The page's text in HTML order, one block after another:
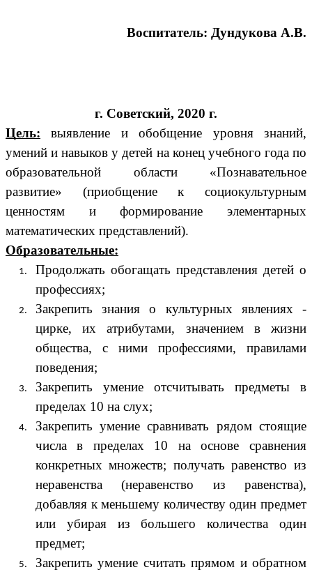
Воспитатель: Дундукова А.В.
г. Советский, 2020 г.
Цель:
выявление и обобщение уровня знаний,
умений и навыков у детей на конец учебного года по
образовательной области «Познавательное
развитие» (приобщение к социокультурным
ценностям и формирование элементарных
математических представлений).
Образовательные:
Продолжать обогащать представления детей о
профессиях;
Закрепить знания о культурных явлениях -
цирке, их атрибутами, значением в жизни
общества, с ними профессиями, правилами
поведения;
Закрепить умение отсчитывать предметы в
пределах 10 на слух;
Закрепить умение сравнивать рядом стоящие
числа в пределах 10 на основе сравнения
конкретных множеств; получать равенство из
неравенства (неравенство из равенства),
добавляя к меньшему количеству один предмет
или убирая из большего количества один
предмет;
Закрепить умение считать прямом и обратном